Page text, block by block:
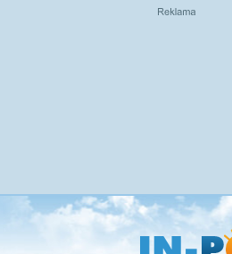
Přejít
na
hlavní
obsah